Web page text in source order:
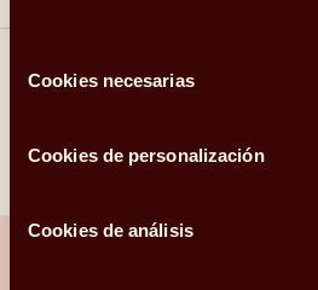
deCookies necesarias
Cookies de personalización
Cookies de análisis
Linkedin Facebook X Whatsapp